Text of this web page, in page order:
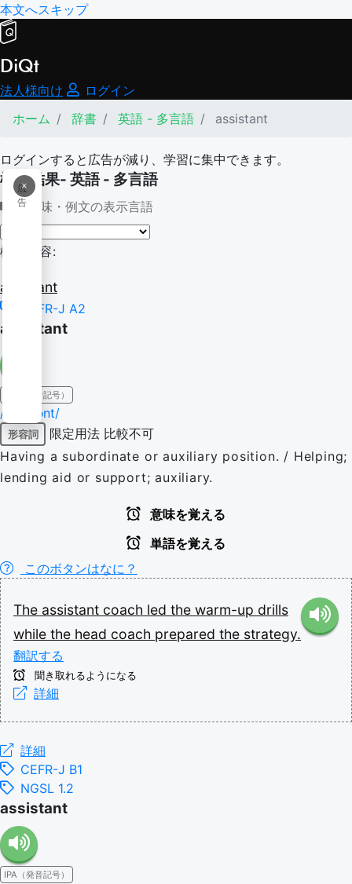
本文へスキップ
DiQt
法人様向け
ログイン
ホーム
辞書 英語 - 多言語 assistant
ログインすると広告が減り、学習に集中できます。
×
広
告
検索結果- 英語 - 多言語
意味・例文の表示言語
検索内容:
assistant
CEFR-J A2
assistant
IPA（発音記号）
/əˈsɪstənt/
形容詞 限定用法 比較不可
Having a subordinate or auxiliary position. / Helping;
lending aid or support; auxiliary.
意味を覚える
単語を覚える
このボタンはなに？
The assistant coach led the warm-up drills
while the head coach prepared the strategy.
翻訳する
聞き取れるようになる
詳細
詳細
CEFR-J B1
NGSL 1.2
assistant
IPA（発音記号）